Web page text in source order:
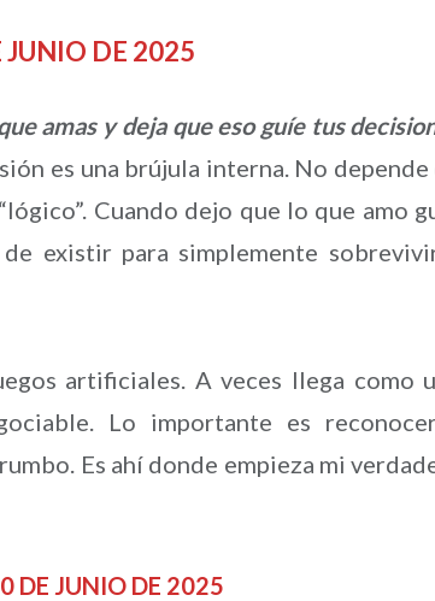
DE 2025
amas y deja que eso guíe tus
es una brújula interna. No depende
Cuando dejo que lo que amo
existir para simplemente
artificiales. A veces llega como
Lo importante es
Es ahí donde empieza mi
DE JUNIO DE 2025